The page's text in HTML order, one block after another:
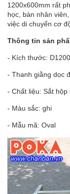
1200x600mm rất
học, bàn nhân
việc di chuyển cơ
Thông tin sản
- Kích thước:
- Thanh giằng dọc
- Chất liệu: Sắt
- Màu sắc: ghi
- Mẫu mã: Oval